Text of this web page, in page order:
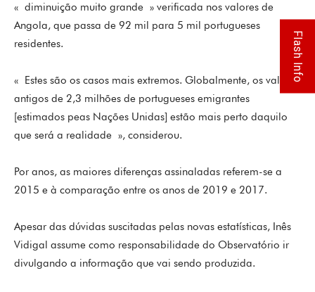
« diminuição muito grande » verificada nos valores de
Angola, que passa de 92 mil para 5 mil portugueses
residentes.
« Estes são os casos mais extremos. Globalmente, os valores
antigos de 2,3 milhões de portugueses emigrantes
[estimados peas Nações Unidas] estão mais perto daquilo
que será a realidade », considerou.
Por anos, as maiores diferenças assinaladas referem-se a
2015 e à comparação entre os anos de 2019 e 2017.
Apesar das dúvidas suscitadas pelas novas estatísticas, Inês
Vidigal assume como responsabilidade do Observatório ir
divulgando a informação que vai sendo produzida.
Flash Info